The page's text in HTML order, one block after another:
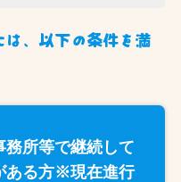
、以下の条件を満
所等で継続して
ある方※現在進行